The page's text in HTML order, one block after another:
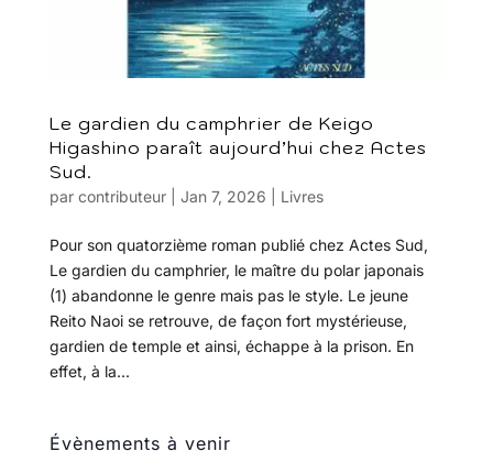
Le gardien du camphrier de Keigo
Higashino paraît aujourd’hui chez Actes
Sud.
par contributeur| Jan 7, 2026 Livres
Pour son quatorzième roman publié chez Actes Sud,
Le gardien du camphrier, le maître du polar japonais
(1) abandonne le genre mais pas le style. Le jeune
Reito Naoi se retrouve, de façon fort mystérieuse,
gardien de temple et ainsi, échappe à la prison. En
effet, à la...
Évènements à venir